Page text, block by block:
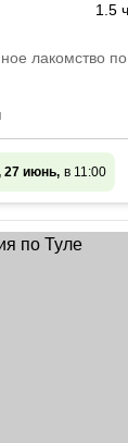
1.5
лакомство
27 июнь, в 11:00